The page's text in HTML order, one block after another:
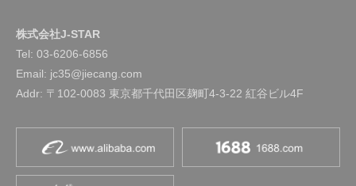
株式会社J-STAR
Tel: 03-6206-6856
Email: jc35@jiecang.com
Addr: 〒102-0083 東京都千代田区麹町4-3-22 紅谷ビル4F